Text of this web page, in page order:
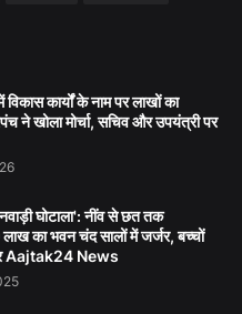
विकास कार्यों के नाम पर लाखों का
ने खोला मोर्चा, सचिव और उपयंत्री पर
घोटाला': नींव से छत तक
का भवन चंद सालों में जर्जर, बच्चों
Aajtak24 News